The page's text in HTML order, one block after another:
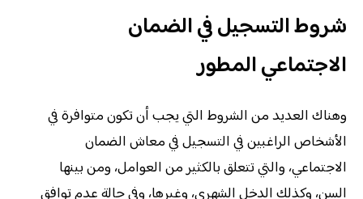
شروط التسجيل في الضمان
الاجتماعي المطور
وهناك العديد من الشروط التي يجب أن تكون متوافرة في
الأشخاص الراغبين في التسجيل في معاش الضمان
الاجتماعي، والتي تتعلق بالكثير من العوامل، ومن بينها